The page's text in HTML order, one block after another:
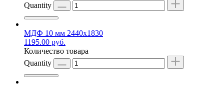
Quantity
МДФ 10 мм 2440х1830
1195.00 руб.
Количество товара
Quantity